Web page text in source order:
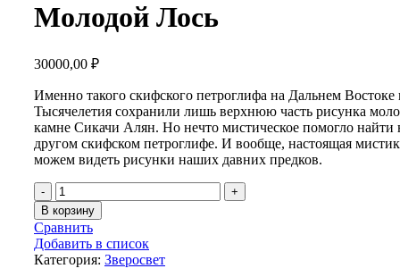
Молодой Лось
30000,00 ₽
Именно такого скифского петроглифа на Дальнем Востоке
Тысячелетия сохранили лишь верхнюю часть рисунка
камне Сикачи Алян. Но нечто мистическое помогло
другом скифском петроглифе. И вообще, настоящая
можем видеть рисунки наших давних предков.
Количество
товара
Молодой
Лось
В корзину
Сравнить
Добавить в список
Категория: Зверосвет